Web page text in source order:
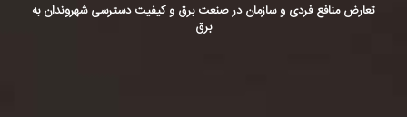
تعارض منافع فردی و سازمان در صنعت برق و کیفیت دسترسی شهروندان به
برق